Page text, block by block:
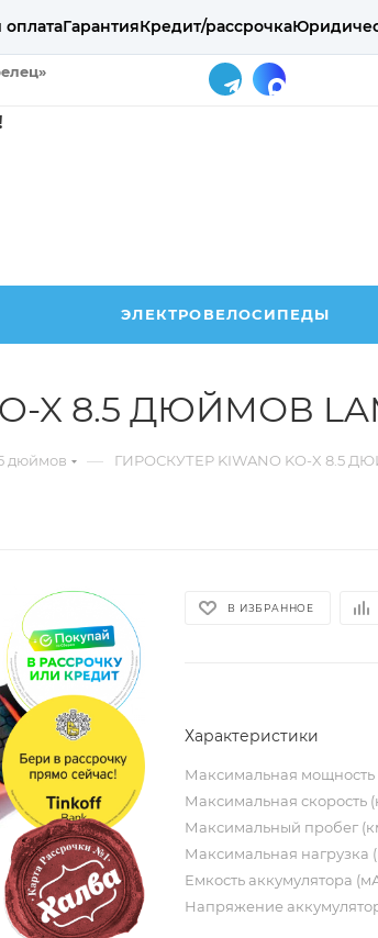
оплатаГарантияКредит/рассрочка
ЭЛЕКТРОВЕЛОСИПЕДЫ
X 8.5 ДЮЙМОВ
дюймов — ГИРОСКУТЕР KIWANO KO-X 8.5
В ИЗБРАННОЕ
Характеристики
Максимальная мощность
Максимальная скорость
Максимальный пробег
Максимальная нагрузка
Емкость аккумулятора
Напряжение